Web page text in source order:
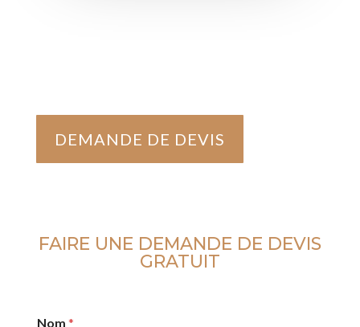
DEMANDE DE DEVIS
FAIRE UNE DEMANDE DE DEVIS
GRATUIT
Nom *